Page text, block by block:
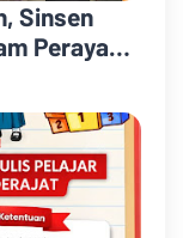
Sinsen
Perayaan